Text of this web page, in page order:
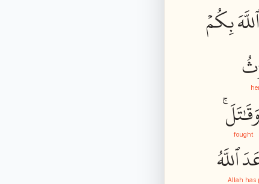
ٱللَّهَبِكُمۡ
وَقَٰتَلَۚ
fought
Allah has
ٱللَّهُ